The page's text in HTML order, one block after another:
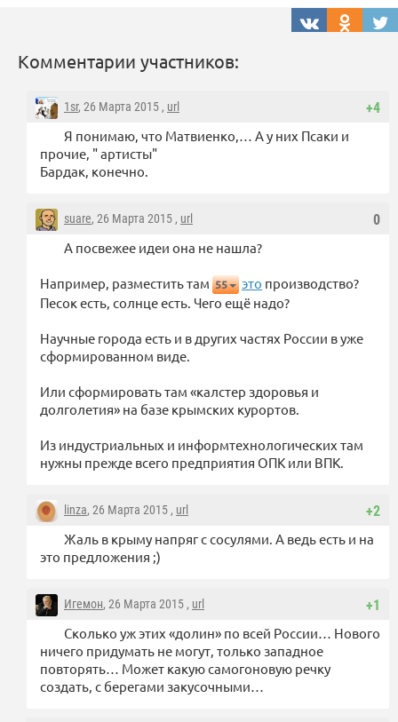
Комментарии участников:
+4
1sr, 26 Марта 2015 , url
Я понимаю, что Матвиенко,… А у них Псаки и
прочие, " артисты"
Бардак, конечно.
0
suare, 26 Марта 2015 , url
А посвежее идеи она не нашла?
Например, разместить там 55 это производство?
Песок есть, солнце есть. Чего ещё надо?
Научные города есть и в других частях России в уже
сформированном виде.
Или сформировать там «калстер здоровья и
долголетия» на базе крымских курортов.
Из индустриальных и информтехнологических там
нужны прежде всего предприятия ОПК или ВПК.
+2
linza, 26 Марта 2015 , url
Жаль в крыму напряг с сосулями. А ведь есть и на
это предложения ;)
+1
Игемон, 26 Марта 2015 , url
Сколько уж этих «долин» по всей России… Нового
ничего придумать не могут, только западное
повторять… Может какую самогоновую речку
создать, с берегами закусочными…